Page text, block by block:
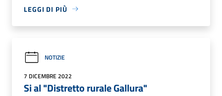
LEGGI DI PIÙ
NOTIZIE
7 DICEMBRE 2022
Si al "Distretto rurale Gallura"